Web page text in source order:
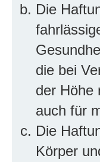
Die
die bei
der Höhe
auch für
Die
Körper